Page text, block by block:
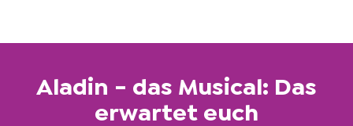
Aladin - das Musical: Das
erwartet euch